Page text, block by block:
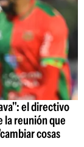
el directivo
la reunión que
cosas